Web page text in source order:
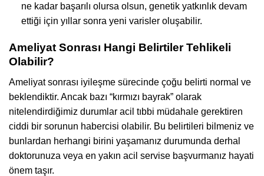
ne kadar başarılı olursa olsun, genetik yatkınlık devam
ettiği için yıllar sonra yeni varisler oluşabilir.
Ameliyat Sonrası Hangi Belirtiler Tehlikeli
Olabilir?
Ameliyat sonrası iyileşme sürecinde çoğu belirti normal ve
beklendiktir. Ancak bazı “kırmızı bayrak” olarak
nitelendirdiğimiz durumlar acil tıbbi müdahale gerektiren
ciddi bir sorunun habercisi olabilir. Bu belirtileri bilmeniz ve
bunlardan herhangi birini yaşamanız durumunda derhal
doktorunuza veya en yakın acil servise başvurmanız hayati
önem taşır.